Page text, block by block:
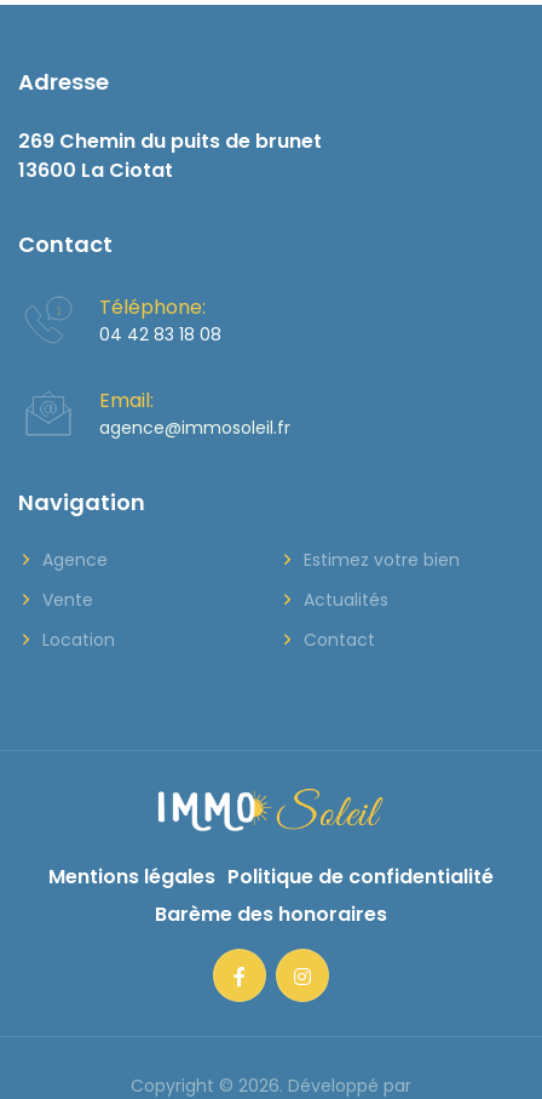
Adresse
269 Chemin du puits de brunet
13600 La Ciotat
Contact
Téléphone:
04 42 83 18 08
Email:
agence@immosoleil.fr
Navigation
Agence
Vente
Location
Estimez votre bien
Actualités
Contact
Mentions légales Politique de confidentialité
Barème des honoraires
Copyright © 2026. Développé par